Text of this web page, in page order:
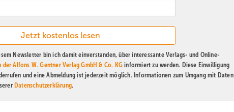
Newsletter bin ich damit einverstanden, über interessante Verlags- und Online-
der Alfons W. Gentner Verlag GmbH & Co. KG informiert zu werden. Diese Einwilligung
und eine Abmeldung ist jederzeit möglich. Informationen zum Umgang mit Daten
Datenschutzerklärung.